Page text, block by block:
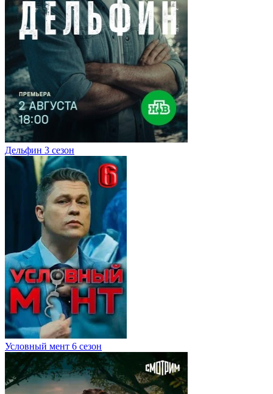
Дельфин 3 сезон
Условный мент 6 сезон